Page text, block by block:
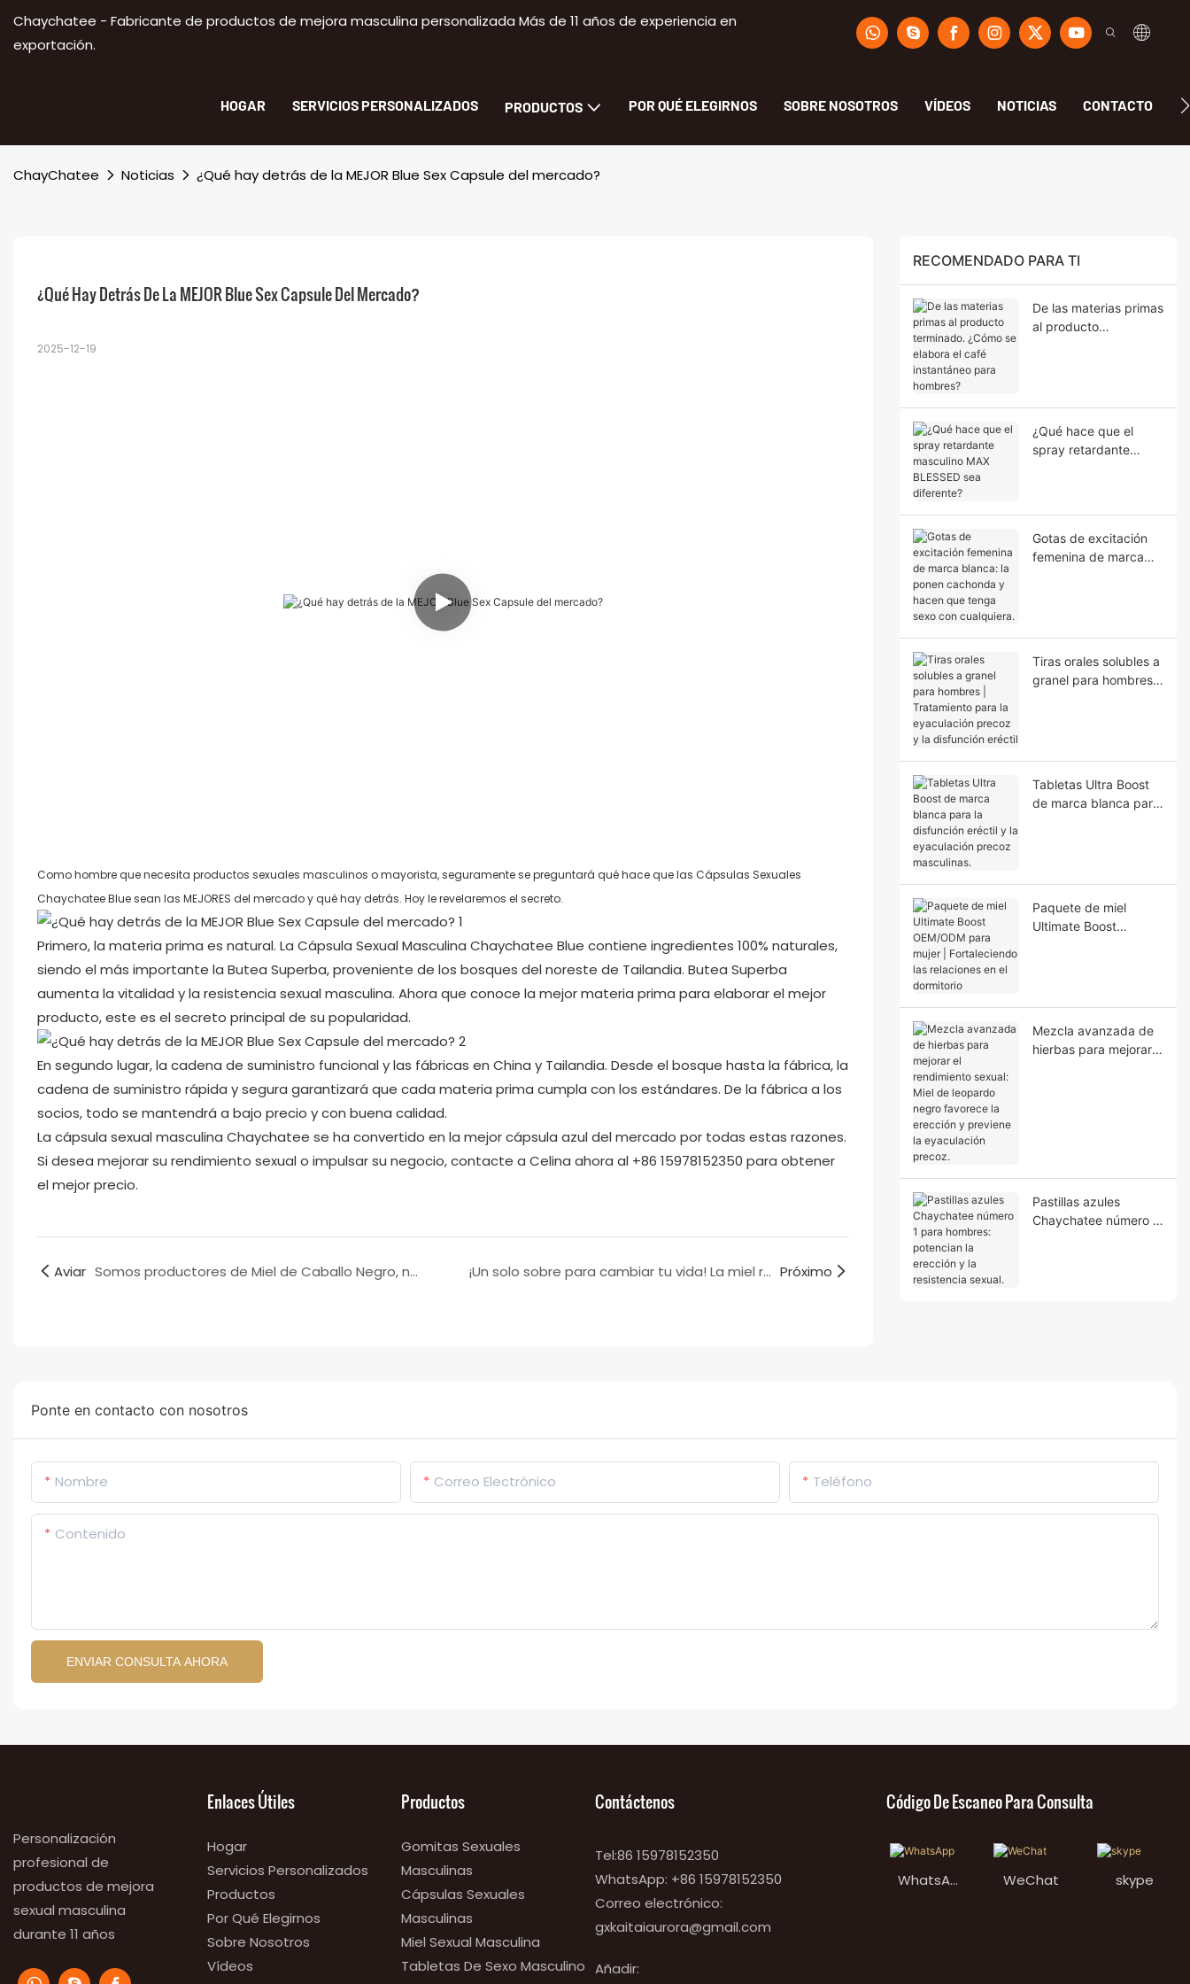
Chaychatee - Fabricante de productos de mejora masculina personalizada Más de 11 años de experiencia en
exportación.
HOGAR SERVICIOS PERSONALIZADOS PRODUCTOS POR QUÉ ELEGIRNOS SOBRE NOSOTROS VÍDEOS NOTICIAS CONTACTO
ChayChatee Noticias ¿Qué hay detrás de la MEJOR Blue Sex Capsule del mercado?
¿Qué Hay Detrás De La MEJOR Blue Sex Capsule Del Mercado?
2025-12-19
Como hombre que necesita productos sexuales masculinos o mayorista, seguramente se preguntará qué hace que las Cápsulas Sexuales
Chaychatee Blue sean las MEJORES del mercado y qué hay detrás. Hoy le revelaremos el secreto.
Primero, la materia prima es natural. La Cápsula Sexual Masculina Chaychatee Blue contiene ingredientes 100% naturales,
siendo el más importante la Butea Superba, proveniente de los bosques del noreste de Tailandia. Butea Superba
aumenta la vitalidad y la resistencia sexual masculina. Ahora que conoce la mejor materia prima para elaborar el mejor
producto, este es el secreto principal de su popularidad.
En segundo lugar, la cadena de suministro funcional y las fábricas en China y Tailandia. Desde el bosque hasta la fábrica, la
cadena de suministro rápida y segura garantizará que cada materia prima cumpla con los estándares. De la fábrica a los
socios, todo se mantendrá a bajo precio y con buena calidad.
La cápsula sexual masculina Chaychatee se ha convertido en la mejor cápsula azul del mercado por todas estas razones.
Si desea mejorar su rendimiento sexual o impulsar su negocio, contacte a Celina ahora al +86 15978152350 para obtener
el mejor precio.
Aviar Somos productores de Miel de Caballo Negro, no sólo vendedores. ¡Un solo sobre para cambiar tu vida! La miel real tailandesa dorada es la opción perfecta para que tu pequeño vuelva a trabajar. Próximo
RECOMENDADO PARA TI
De las materias primas
al producto
¿Qué hace que el
spray retardante
Gotas de excitación
femenina de marca
Tiras orales solubles a
granel para hombres |
Tabletas Ultra Boost
de marca blanca para
Paquete de miel
Ultimate Boost
Mezcla avanzada de
hierbas para mejorar
Pastillas azules
Chaychatee número 1
Ponte en contacto con nosotros
Nombre Correo Electrónico Teléfono
Contenido
ENVIAR CONSULTA AHORA
Personalización
profesional de
productos de mejora
sexual masculina
durante 11 años
Enlaces Útiles
Hogar
Servicios Personalizados
Productos
Por Qué Elegirnos
Sobre Nosotros
Vídeos
Productos
Gomitas Sexuales
Masculinas
Cápsulas Sexuales
Masculinas
Miel Sexual Masculina
Tabletas De Sexo Masculino
Contáctenos
Tel:86 15978152350
WhatsApp: +86 15978152350
Correo electrónico:
gxkaitaiaurora@gmail.com
Añadir:
Código De Escaneo Para Consulta
WhatsAp
WeChat skype